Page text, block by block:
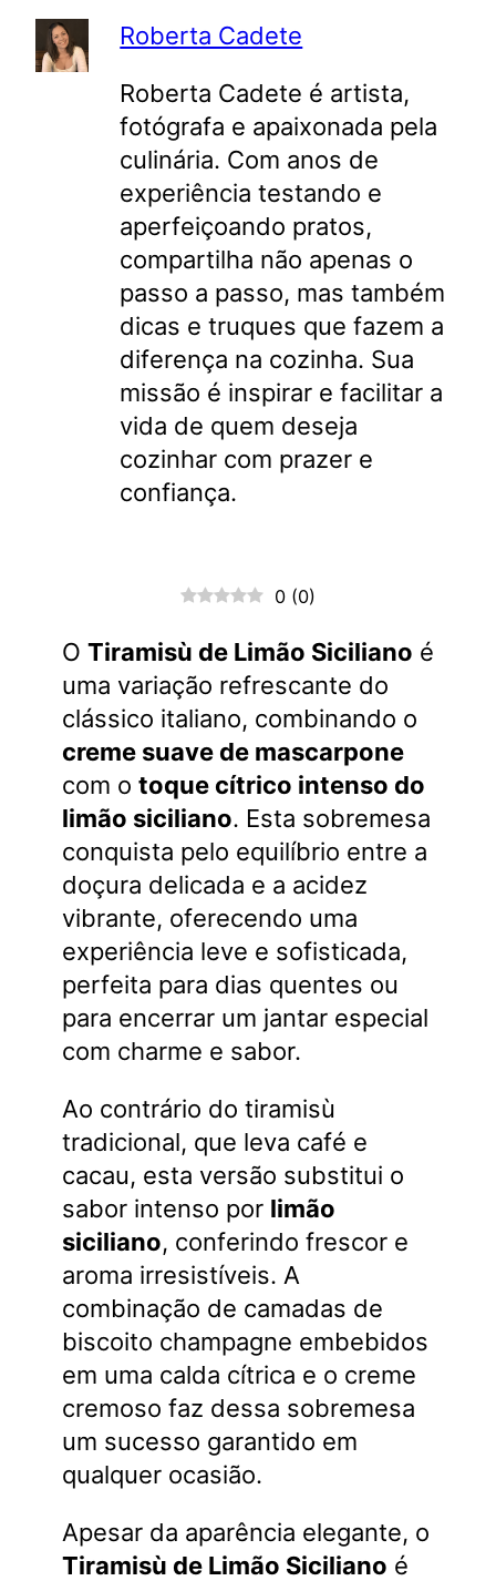
Roberta Cadete
Roberta Cadete é artista,
fotógrafa e apaixonada pela
culinária. Com anos de
experiência testando e
aperfeiçoando pratos,
compartilha não apenas o
passo a passo, mas também
dicas e truques que fazem a
diferença na cozinha. Sua
missão é inspirar e facilitar a
vida de quem deseja
cozinhar com prazer e
confiança.
0 (0)
O Tiramisù de Limão Siciliano é
uma variação refrescante do
clássico italiano, combinando o
creme suave de mascarpone
com o toque cítrico intenso do
limão siciliano. Esta sobremesa
conquista pelo equilíbrio entre a
doçura delicada e a acidez
vibrante, oferecendo uma
experiência leve e sofisticada,
perfeita para dias quentes ou
para encerrar um jantar especial
com charme e sabor.
Ao contrário do tiramisù
tradicional, que leva café e
cacau, esta versão substitui o
sabor intenso por limão
siciliano, conferindo frescor e
aroma irresistíveis. A
combinação de camadas de
biscoito champagne embebidos
em uma calda cítrica e o creme
cremoso faz dessa sobremesa
um sucesso garantido em
qualquer ocasião.
Apesar da aparência elegante, o
Tiramisù de Limão Siciliano é